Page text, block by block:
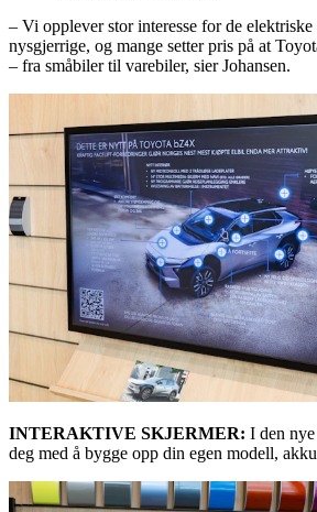
– Vi opplever stor interesse for de
nysgjerrige, og mange setter pris på at
– fra småbiler til varebiler, sier Johansen.
INTERAKTIVE SKJERMER: I den
deg med å bygge opp din egen modell,